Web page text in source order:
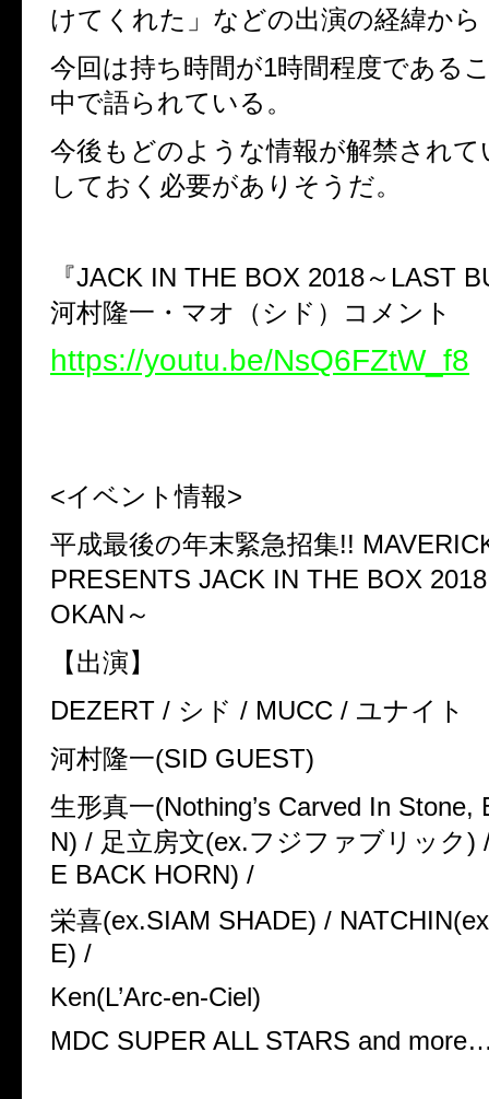
けてくれた」などの出演の経緯から
今回は持ち時間が1時間程度である
中で語られている。
今後もどのような情報が解禁され
しておく必要がありそうだ。
『JACK IN THE BOX 2018～ LAST
河村隆一・マオ（シド）コメント
https://youtu.be/NsQ6FZtW_f8
<イベント情報>
平成最後の年末緊急招集!!
PRESENTS JACK IN THE BOX
OKAN ～
【出演】
DEZERT / シド / MUCC / ユナイト
河村隆一(SID GUEST)
生形真一(Nothing’s Carved In Stone,
N) / 足立房文(ex.フジファブリック)
E BACK HORN) /
栄喜(ex.SIAM SHADE) /
E) /
Ken(L’Arc-en-Ciel)
MDC SUPER ALL STARS and